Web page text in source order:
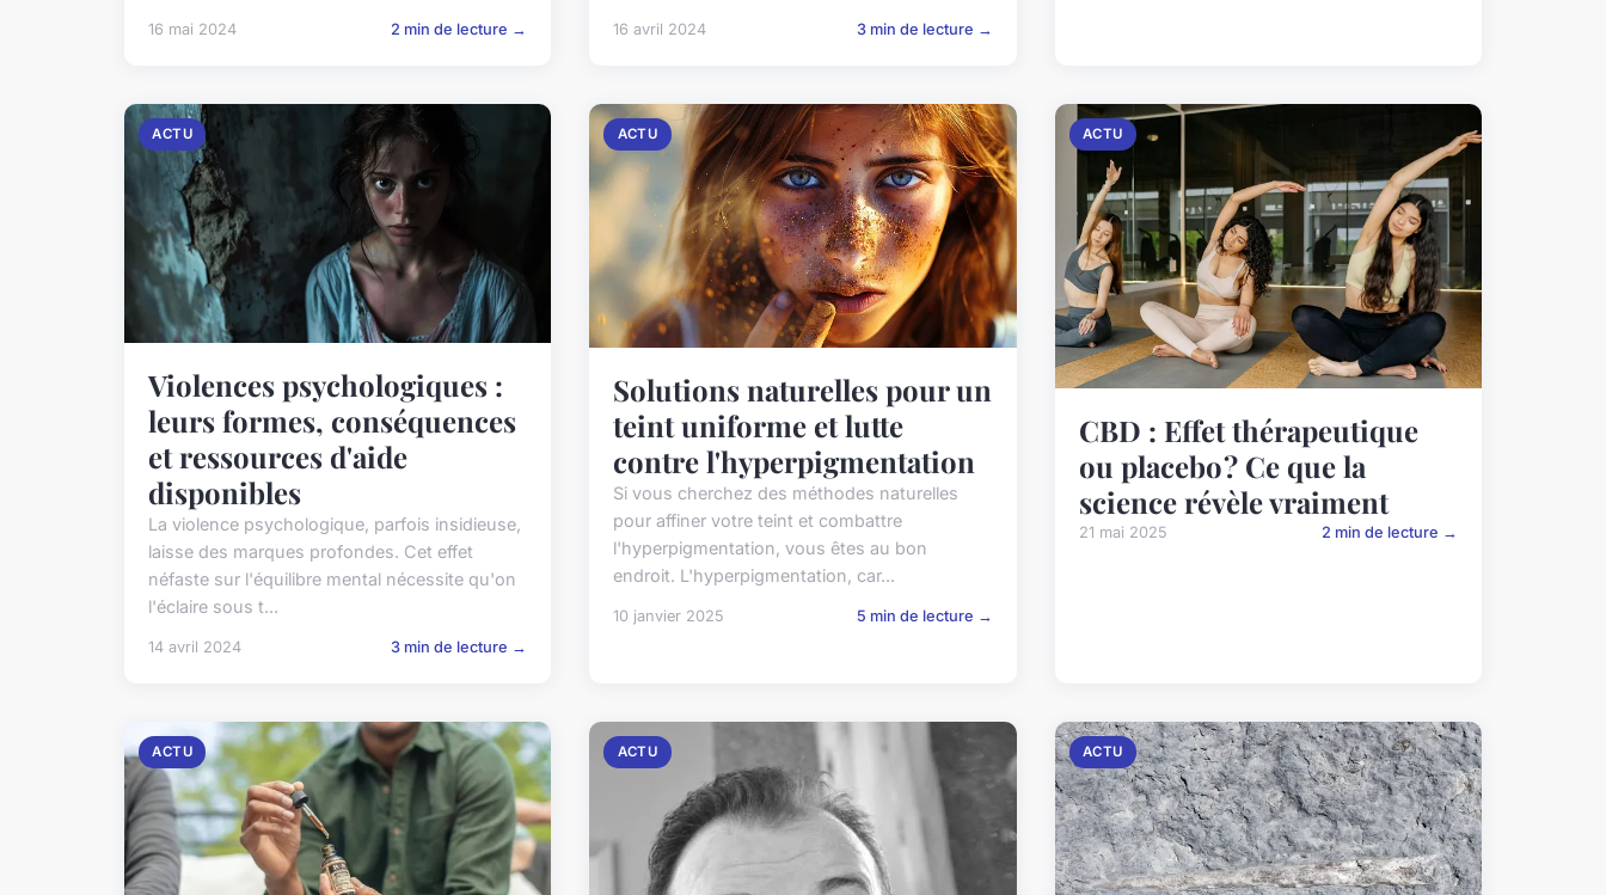
16 mai 2024 2 min de lecture → 16 avril 2024 3 min de lecture →
ACTU
Violences psychologiques :
leurs formes, conséquences
et ressources d'aide
disponibles
La violence psychologique, parfois insidieuse,
laisse des marques profondes. Cet effet
néfaste sur l'équilibre mental nécessite qu'on
l'éclaire sous t...
14 avril 2024 3 min de lecture →
ACTU
Solutions naturelles pour un
teint uniforme et lutte
contre l'hyperpigmentation
Si vous cherchez des méthodes naturelles
pour affiner votre teint et combattre
l'hyperpigmentation, vous êtes au bon
endroit. L'hyperpigmentation, car...
10 janvier 2025 5 min de lecture →
ACTU
CBD : Effet thérapeutique
ou placebo ? Ce que la
science révèle vraiment
21 mai 2025 2 min de lecture →
ACTU ACTU ACTU